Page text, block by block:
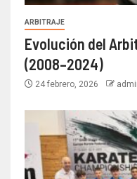
ARBITRAJE
Evolución del
(2008–2024)
24 febrero, 2026